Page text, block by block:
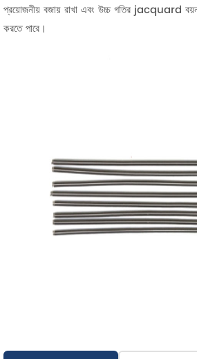
প্রয়োজনীয় বজায় রাখা এবং উচ্চ গতির jacquard বয়ন
করতে পারে।